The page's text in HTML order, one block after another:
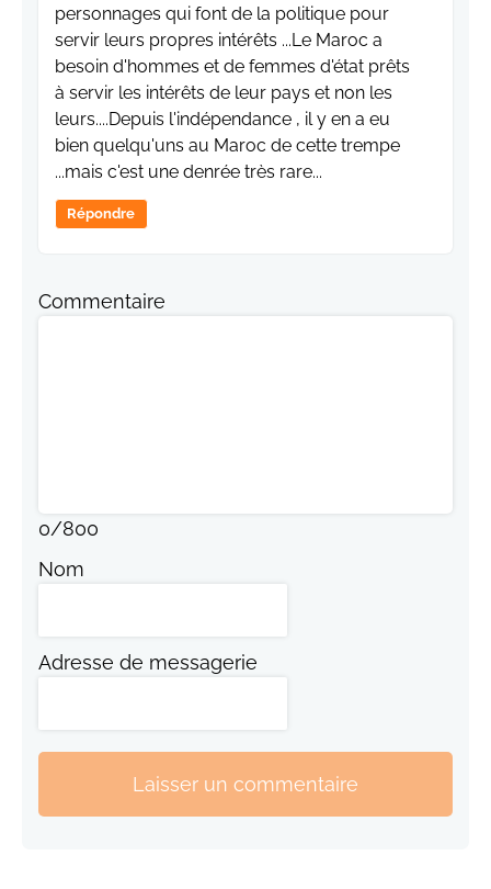
personnages qui font de la politique pour
servir leurs propres intérêts ...Le Maroc a
besoin d'hommes et de femmes d'état prêts
à servir les intérêts de leur pays et non les
leurs....Depuis l'indépendance , il y en a eu
bien quelqu'uns au Maroc de cette trempe
...mais c'est une denrée très rare...
Répondre
Commentaire
0/800
Nom
Adresse de messagerie
Laisser un commentaire